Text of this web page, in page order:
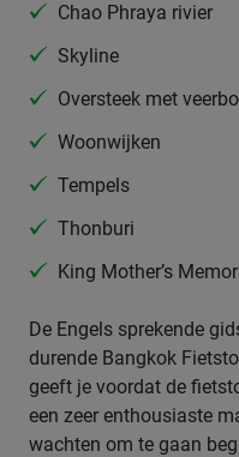
Chao Phraya rivier
Skyline
Oversteek met
Woonwijken
Tempels
Thonburi
King Mother’s
De Engels sprekende
durende Bangkok
geeft je voordat de
een zeer enthousiaste
wachten om te gaan